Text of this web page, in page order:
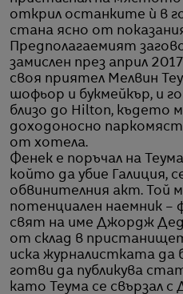
открил останките ѝ в
стана ясно от
Предполагаемият
замислен през април
своя приятел Мелвин
шофьор и букмейкър, и
близо до Hilton, където
доходоносно
от хотела.
Фенек е поръчал на
който да убие Галиция,
обвинителния акт. Той
потенциален наемник –
свят на име Джордж
от склад в
иска журналистката да
готви да публикува
като Теума се свързал